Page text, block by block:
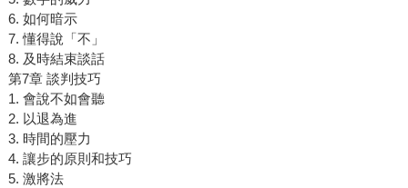
6. 如何暗示
7. 懂得說「不」
8. 及時結束談話
第7章 談判技巧
1. 會說不如會聽
2. 以退為進
3. 時間的壓力
4. 讓步的原則和技巧
5. 激將法